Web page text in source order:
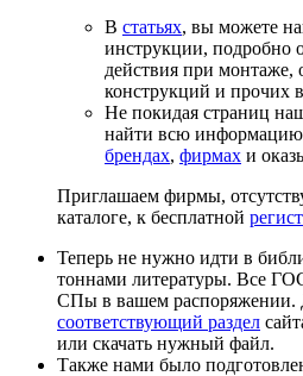
В статьях, вы можете
инструкции, подробно
действия при монтаже,
конструкций и прочих
Не покидая страниц
найти всю
брендах, фирмах и
Приглашаем фирмы,
каталоге, к бесплатной
Теперь не нужно идти в
тоннами литературы. Все
СПы в вашем распоряжении.
соответствующий раздел
или скачать нужный файл.
Также нами было